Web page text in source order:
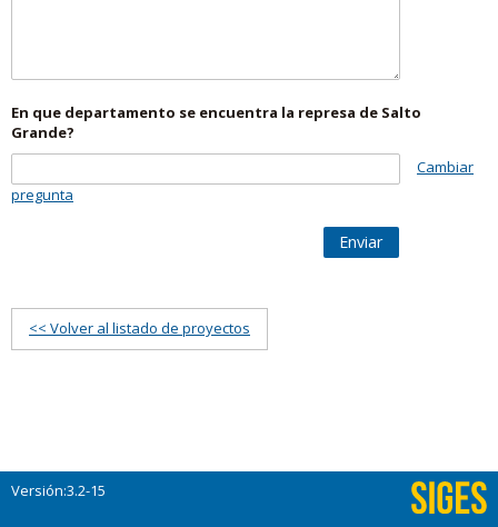
En que departamento se encuentra la represa de Salto
Grande?
Cambiar
pregunta
Enviar
<< Volver al listado de proyectos
Versión:3.2-15